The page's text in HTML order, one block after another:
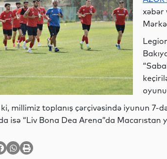
xəbər
millimiz toplanış çərçivəsində iyunun 7-
isə “Liv Bona Dea Arena”da Macarıstan